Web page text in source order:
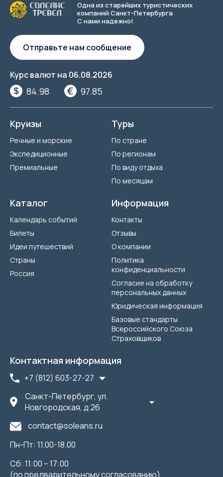
Одна из старейших туристических
компаний Санкт-Петербурга
С нами надежно!
Курс валют на 06.08.2026
84.98 97.85
Отправьте нам сообщение
Круизы
Речные и морские
Экспедиционные
Премиальные
Туры
По стране
По регионам
По виду отдыха
По месяцам
Каталог
Календарь событий
Билеты
Идеи путешествий
Страны
Россия
Информация
Контакты
Отзывы
О компании
Политика
конфиденциальности
Согласие на обработку
персональных данных
Юридическая информация
Базовые стандарты
Всероссийского Союза
Страховщиков
Контактная информация
+7 (812) 603-27-27
Санкт-Петербург, ул.
Новгородская, д.26
contact@soleans.ru
Пн-Пт: 11.00-18.00
Сб: 11:00 – 17:00
(по предварительному согласованию)